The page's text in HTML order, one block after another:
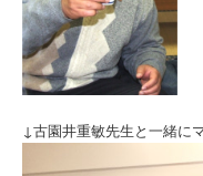
↓古園井重敏先生と一緒に